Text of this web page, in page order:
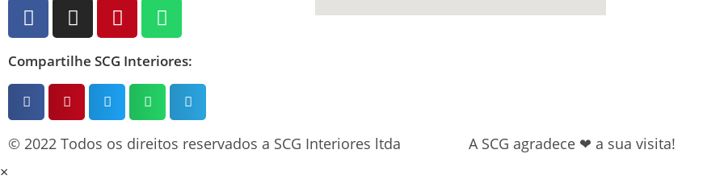
Compartilhe SCG Interiores:
© 2022 Todos os direitos reservados a SCG Interiores ltda
A SCG agradece ❤ a sua visita!
×